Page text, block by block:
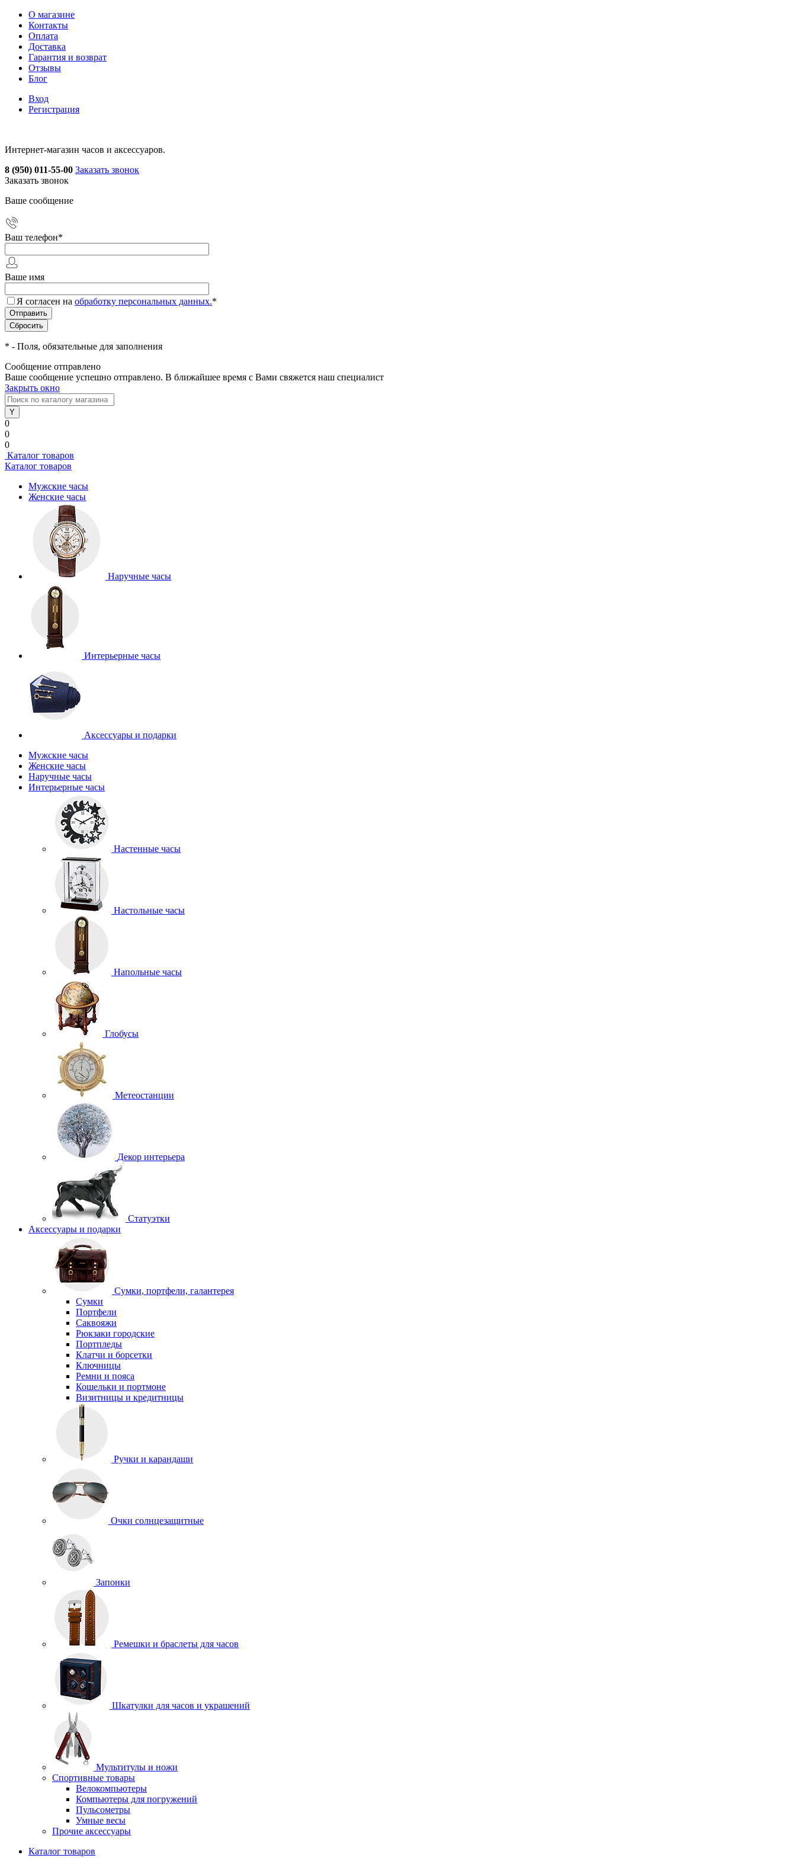
О магазине
Контакты
Оплата
Доставка
Гарантия и возврат
Отзывы
Блог
Вход
Регистрация
Интернет-магазин часов и аксессуаров.
8 (950) 011-55-00 Заказать звонок
Заказать звонок
Ваше сообщение
Ваш телефон*
Ваше имя
Я согласен на обработку персональных данных.*
* - Поля, обязательные для заполнения
Сообщение отправлено
Ваше сообщение успешно отправлено. В ближайшее время с Вами свяжется наш специалист
Закрыть окно
0
0
0
Каталог товаров
Каталог товаров
Мужские часы
Женские часы
Наручные часы
Интерьерные часы
Аксессуары и подарки
Мужские часы
Женские часы
Наручные часы
Интерьерные часы
Настенные часы
Настольные часы
Напольные часы
Глобусы
Метеостанции
Декор интерьера
Статуэтки
Аксессуары и подарки
Сумки, портфели, галантерея
Сумки
Портфели
Саквояжи
Рюкзаки городские
Портпледы
Клатчи и борсетки
Ключницы
Ремни и пояса
Кошельки и портмоне
Визитницы и кредитницы
Ручки и карандаши
Очки солнцезащитные
Запонки
Ремешки и браслеты для часов
Шкатулки для часов и украшений
Мультитулы и ножи
Спортивные товары
Велокомпьютеры
Компьютеры для погружений
Пульсометры
Умные весы
Прочие аксессуары
Каталог товаров